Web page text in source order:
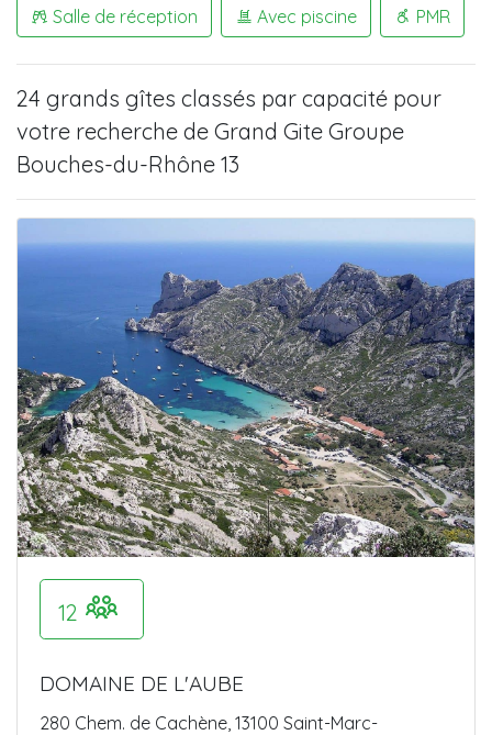
Salle de réception Avec piscine PMR
24 grands gîtes classés par capacité pour
votre recherche de Grand Gite Groupe
Bouches-du-Rhône 13
12
DOMAINE DE L'AUBE
280 Chem. de Cachène, 13100 Saint-Marc-